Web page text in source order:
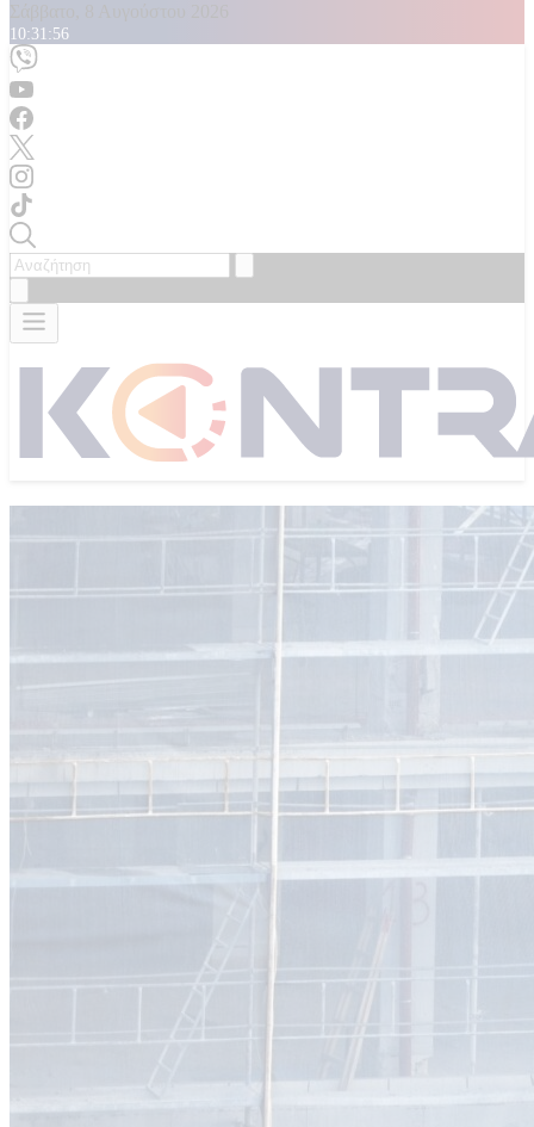
10:32:00